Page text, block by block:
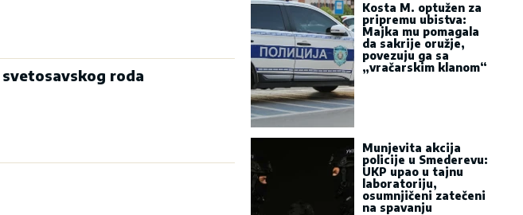
roda
Kosta M. optužen za
pripremu ubistva:
Majka mu pomagala
da sakrije oružje,
povezuju ga sa
„vračarskim klanom“
Munjevita akcija
policije u Smederevu:
UKP upao u tajnu
laboratoriju,
osumnjičeni zatečeni
na spavanju